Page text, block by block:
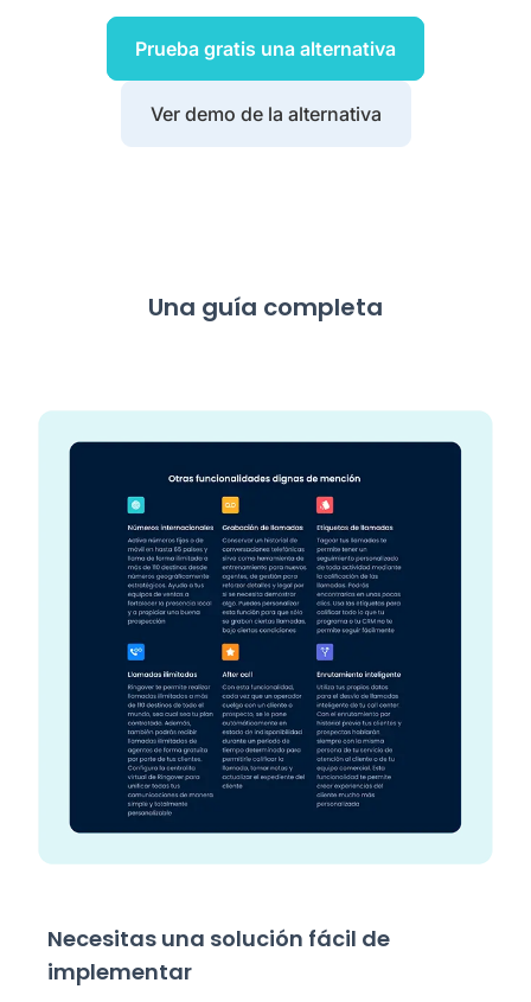
Prueba gratis una alternativa
Ver demo de la alternativa
Una guía completa
Necesitas una solución fácil de
implementar